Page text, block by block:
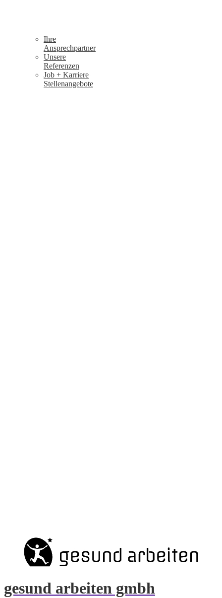
Ihre
Ansprechpartner
Unsere
Referenzen
Job + Karriere
Stellenangebote
gesund arbeiten gmbh